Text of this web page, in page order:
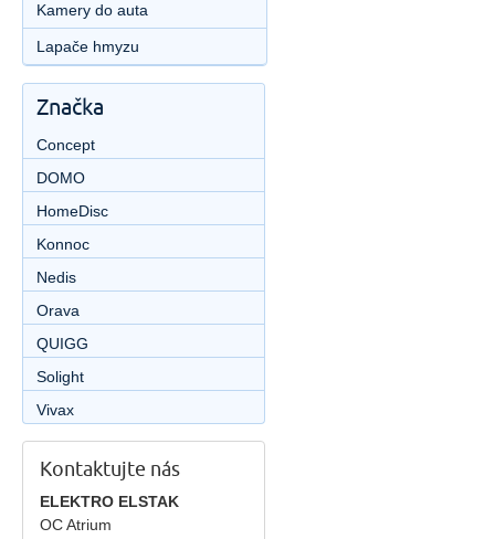
Kamery do auta
Lapače hmyzu
Značka
Concept
DOMO
HomeDisc
Konnoc
Nedis
Orava
QUIGG
Solight
Vivax
Kontaktujte nás
ELEKTRO ELSTAK
OC Atrium